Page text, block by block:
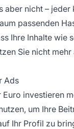
aber nicht – jeder
passenden
Ihre Inhalte wie
Sie nicht
Ads
Euro investieren
um Ihre
Ihr Profil zu